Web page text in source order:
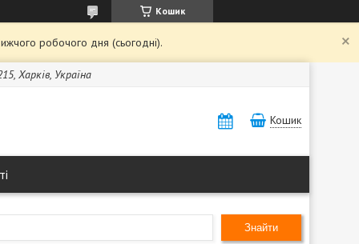
Кошик
робочого дня (сьогодні).
Харків, Україна
Кошик
Знайти